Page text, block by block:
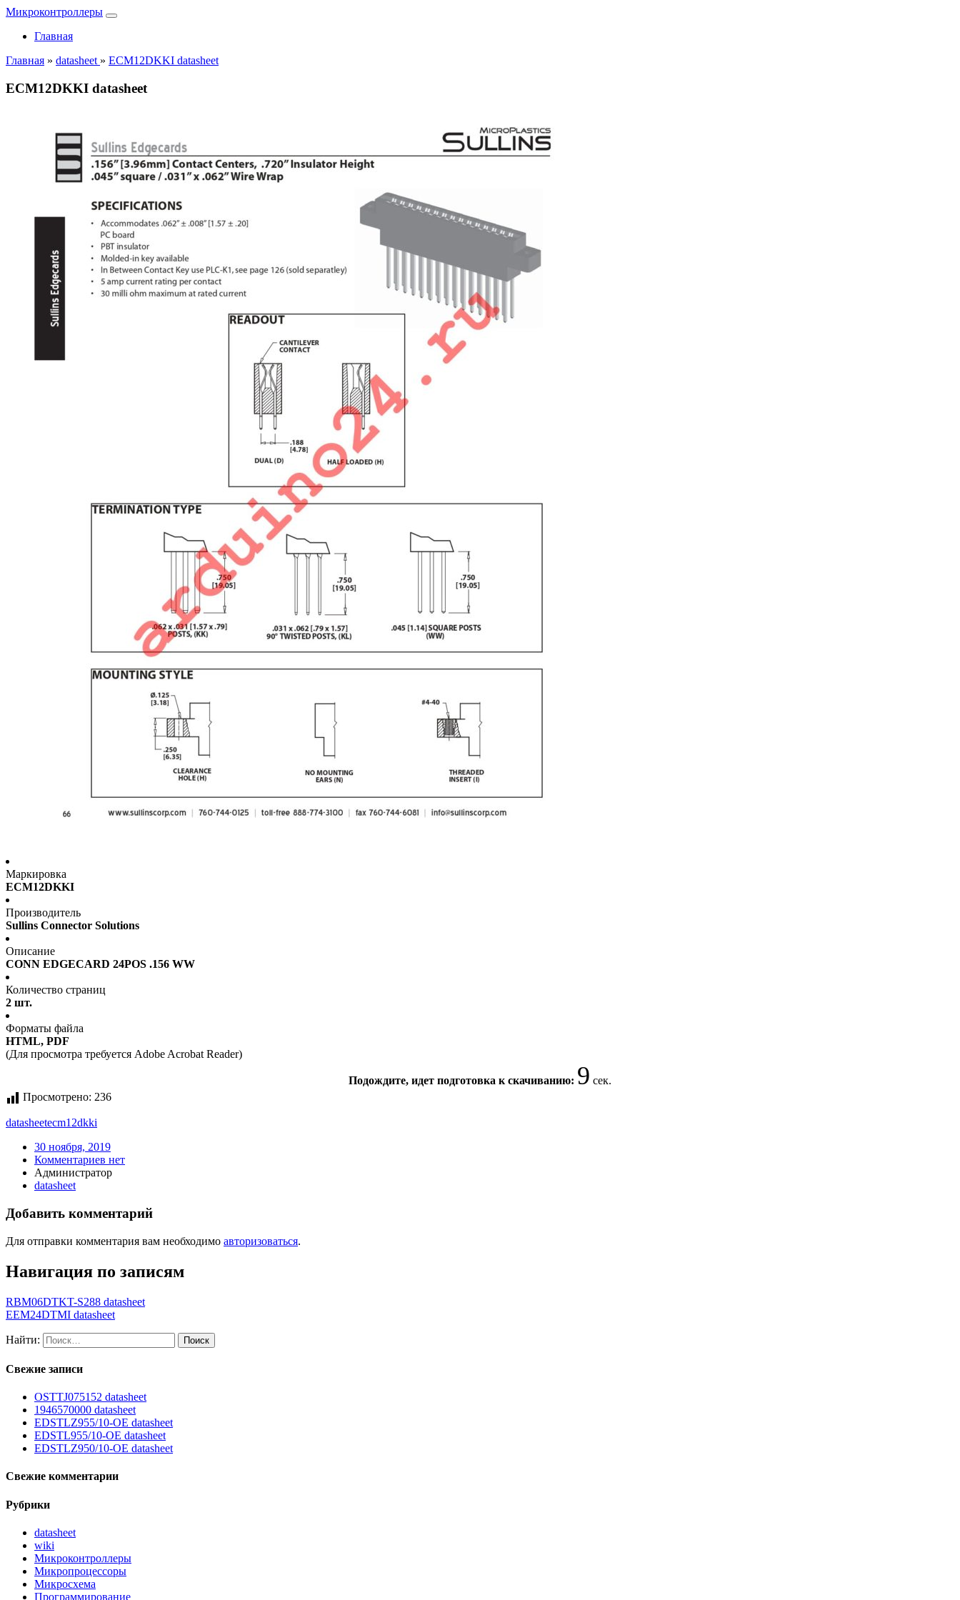
Микроконтроллеры
Главная
Главная » datasheet » ECM12DKKI datasheet
ECM12DKKI datasheet
Маркировка
ECM12DKKI
Производитель
Sullins Connector Solutions
Описание
CONN EDGECARD 24POS .156 WW
Количество страниц
2 шт.
Форматы файла
HTML, PDF
(Для просмотра требуется Adobe Acrobat Reader)
Подождите, идет подготовка к скачиванию: 9 сек.
Просмотрено: 236
datasheetecm12dkki
30 ноября, 2019
Комментариев нет
Администратор
datasheet
Добавить комментарий
Для отправки комментария вам необходимо авторизоваться.
Навигация по записям
RBM06DTKT-S288 datasheet
EEM24DTMI datasheet
Найти:
Свежие записи
OSTTJ075152 datasheet
1946570000 datasheet
EDSTLZ955/10-OE datasheet
EDSTL955/10-OE datasheet
EDSTLZ950/10-OE datasheet
Свежие комментарии
Рубрики
datasheet
wiki
Микроконтроллеры
Микропроцессоры
Микросхема
Программирование